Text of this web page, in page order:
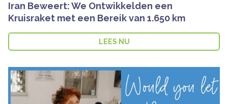
Iran Beweert: We Ontwikkelden een
Kruisraket met een Bereik van 1.650 km
LEES NU